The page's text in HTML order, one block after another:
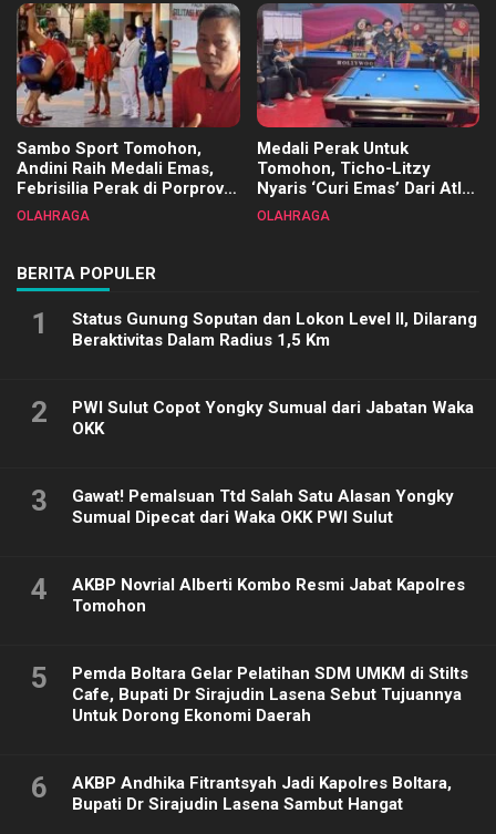
Sambo Sport Tomohon,
Andini Raih Medali Emas,
Febrisilia Perak di Porprov
Sulut 2025
OLAHRAGA
Medali Perak Untuk
Tomohon, Ticho-Litzy
Nyaris ‘Curi Emas’ Dari Atlet
Biliar PON di Porprov Sulut
OLAHRAGA
BERITA POPULER
1
Status Gunung Soputan dan Lokon Level II, Dilarang
Beraktivitas Dalam Radius 1,5 Km
2
PWI Sulut Copot Yongky Sumual dari Jabatan Waka
OKK
3
Gawat! Pemalsuan Ttd Salah Satu Alasan Yongky
Sumual Dipecat dari Waka OKK PWI Sulut
4
AKBP Novrial Alberti Kombo Resmi Jabat Kapolres
Tomohon
5
Pemda Boltara Gelar Pelatihan SDM UMKM di Stilts
Cafe, Bupati Dr Sirajudin Lasena Sebut Tujuannya
Untuk Dorong Ekonomi Daerah
6
AKBP Andhika Fitrantsyah Jadi Kapolres Boltara,
Bupati Dr Sirajudin Lasena Sambut Hangat